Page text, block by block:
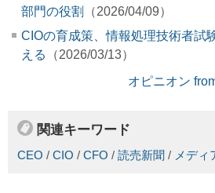
部門の役割
（2026/04/09）
CIOの育成策、情報処理技術者試
える
（2026/03/13）
オピニオン
関連キーワード
CEO / CIO / CFO / 読売新聞 / メディ